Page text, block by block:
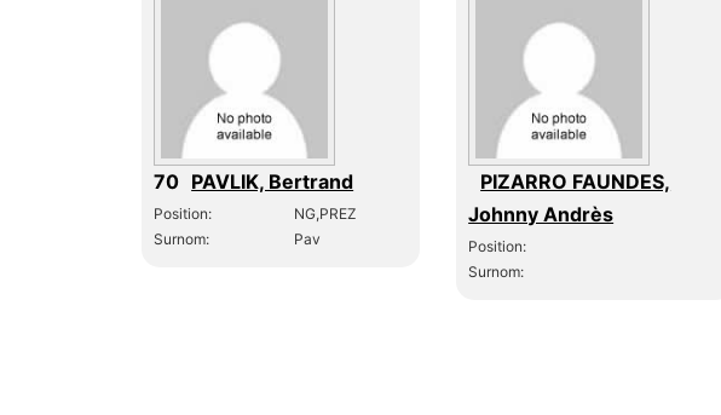
70 PAVLIK, Bertrand
Position:
NG,PREZ
Surnom:
Pav
PIZARRO FAUNDES,
Johnny Andrès
Position:
Surnom: